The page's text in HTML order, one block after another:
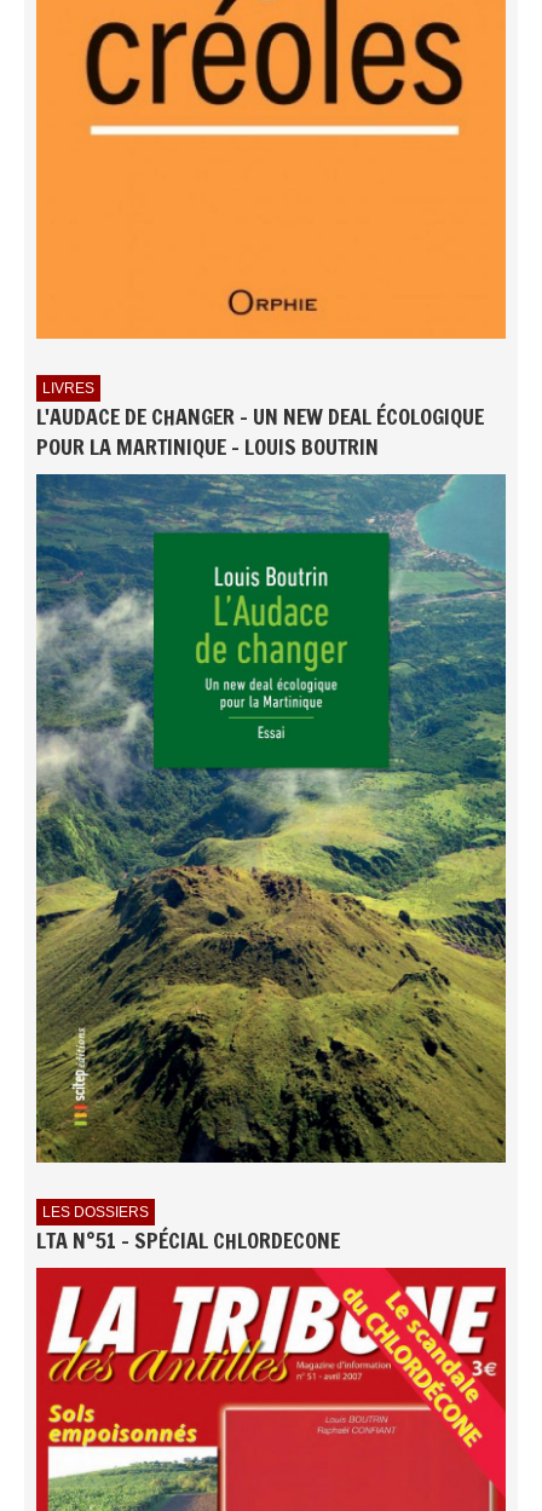
LIVRES
L'AUDACE DE CHANGER - UN NEW DEAL ÉCOLOGIQUE
POUR LA MARTINIQUE - LOUIS BOUTRIN
LES DOSSIERS
LTA N°51 - SPÉCIAL CHLORDECONE